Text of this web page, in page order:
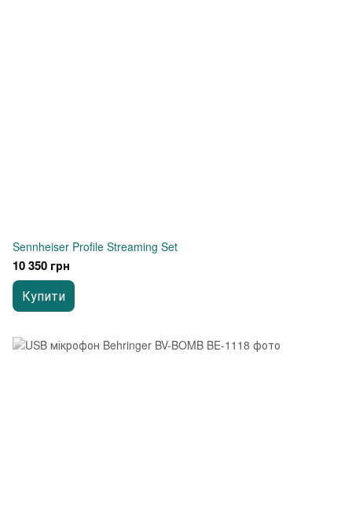
Sennheiser Profile Streaming Set
10 350 грн
Купити